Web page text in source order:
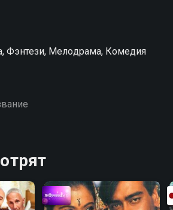
завоевать сердце девушки,
Фэнтези, Мелодрама, Комедия